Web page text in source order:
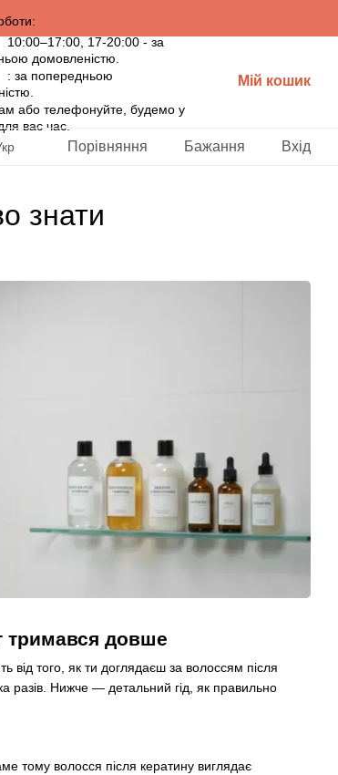
10:00–17:00, 17-20:00 - за
домовленістю.
: за попередньою
або телефонуйте, будемо у
вас час.
Мій кошик
Порівняння Бажання Вхід
знати
тримався довше
від того, як ти доглядаєш за волоссям після
разів. Нижче — детальний гід, як правильно
тому волосся після кератину виглядає